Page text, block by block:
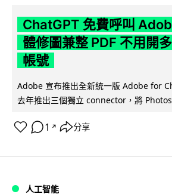
ChatGPT 免費呼叫
體修圖兼整 PDF 不用開
帳號
Adobe 宣布推出全新統一版 Adobe for
去年推出三個獨立 connector，將
1 ↗ 分享
人工智能